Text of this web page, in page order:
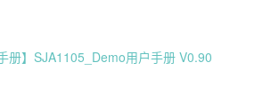
册】SJA1105_Demo用户手册 V0.90